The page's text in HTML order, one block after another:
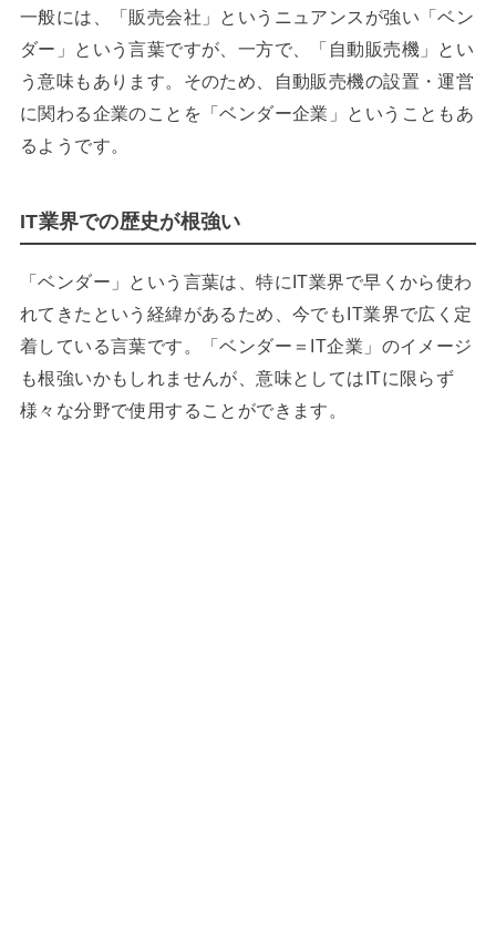
一般には、「販売会社」というニュアンスが強い「ベン
ダー」という言葉ですが、一方で、「自動販売機」とい
う意味もあります。そのため、自動販売機の設置・運営
に関わる企業のことを「ベンダー企業」ということもあ
るようです。
IT業界での歴史が根強い
「ベンダー」という言葉は、特にIT業界で早くから使わ
れてきたという経緯があるため、今でもIT業界で広く定
着している言葉です。「ベンダー＝IT企業」のイメージ
も根強いかもしれませんが、意味としてはITに限らず
様々な分野で使用することができます。